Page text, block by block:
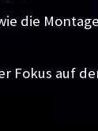
die
auf